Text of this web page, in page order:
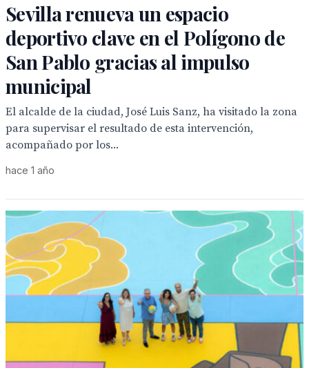
Sevilla renueva un espacio
deportivo clave en el Polígono de
San Pablo gracias al impulso
municipal
El alcalde de la ciudad, José Luis Sanz, ha visitado la zona
para supervisar el resultado de esta intervención,
acompañado por los...
hace 1 año